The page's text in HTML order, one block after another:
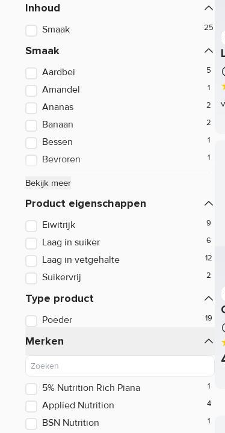
Workout
After Workout
Energy drink
Sportdrank
Overige
Koolhydraten
Weight gainer
GH Producten
Dextrose
Havermout (oats)
Vitargo
Voedingsrepen
Inhoud
Smaak
Smaak
Aardbei
Amandel
Ananas
Banaan
Bessen
Bevroren
Cola
Cookies
Framboos
Kokos
Speciale Smaak
Tropische Vruchten
Zwarte Bessen
Bekijk meer
Product eigenschappen
Eiwitrijk
Laag in suiker
Laag in vetgehalte
Suikervrij
Type product
Poeder
Merken
5% Nutrition Rich Piana
Applied Nutrition
BSN Nutrition